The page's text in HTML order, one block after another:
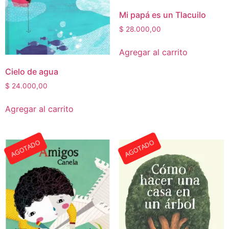
Cielo de agua
$ 24.000,00
Agregar al carrito
Mi papá es un Tlacuilo
$ 28.000,00
Agregar al carrito
AGOTADO AGOTADO